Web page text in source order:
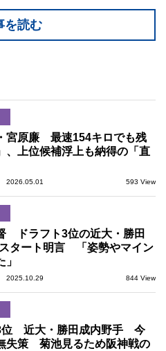
を読む
宮原廉 最速154キロでも残
、上位候補浮上も納得の「直
2026.05.01 593 View
ドラフト3位の近大・勝田
タート明言 「姿勢やマイン
」
2025.10.29 844 View
位 近大・勝田成内野手 今
失策 菊池見るため阪神戦の